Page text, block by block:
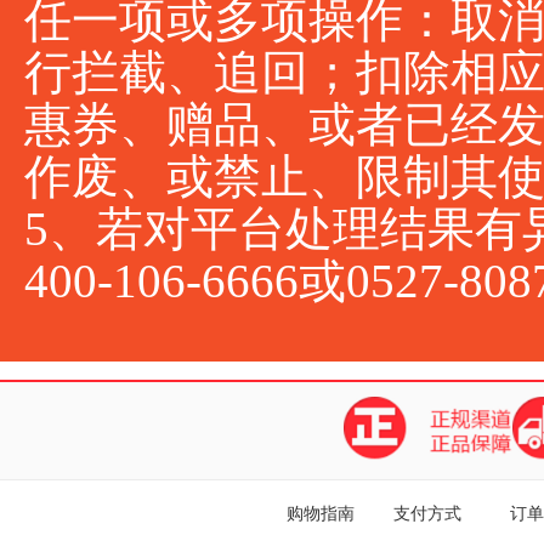
任一项或多项操作：取
行拦截、追回；扣除相
惠券、赠品、或者已经
作废、或禁止、限制其
5、若对平台处理结果
400-106-6666或0527-
购物指南 支付方式 订